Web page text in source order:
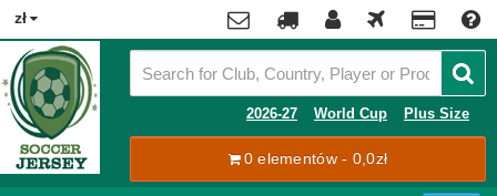
zł
Contact
Tracking
2026-27 World Cup Plus Size
0 elementów - 0,0zł
x
Premier
League
La
Liga